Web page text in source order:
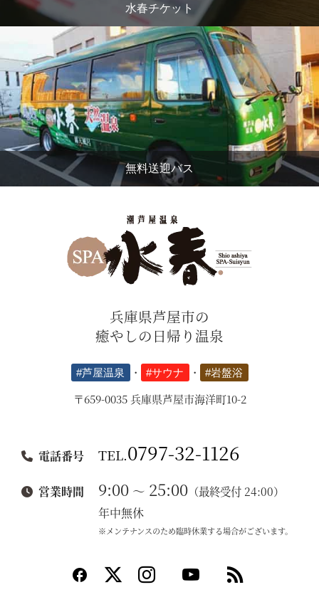
水春チケット
無料送迎バス
兵庫県芦屋市の
癒やしの日帰り温泉
#芦屋温泉 ・ #サウナ ・ #岩盤浴
〒659-0035 兵庫県芦屋市海洋町10-2
電話番号 TEL.0797-32-1126
営業時間 9:00 ～ 25:00 （最終受付 24:00）
年中無休
※メンテナンスのため臨時休業する場合がございます。